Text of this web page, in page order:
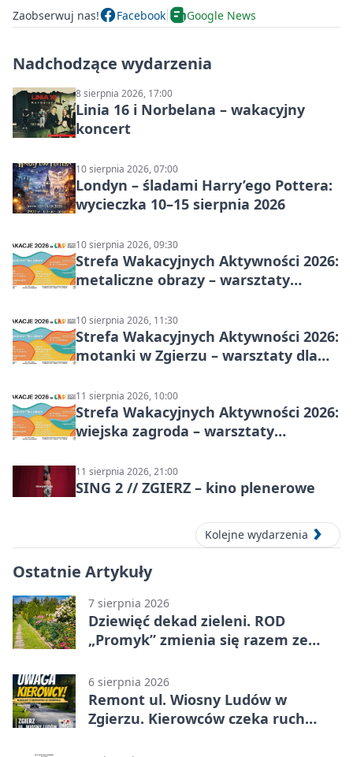
Zaobserwuj nas! Facebook Google News
Nadchodzące wydarzenia
8 sierpnia 2026, 17:00
Linia 16 i Norbelana – wakacyjny
koncert
10 sierpnia 2026, 07:00
Londyn – śladami Harry’ego Pottera:
wycieczka 10–15 sierpnia 2026
10 sierpnia 2026, 09:30
Strefa Wakacyjnych Aktywności 2026:
metaliczne obrazy – warsztaty
10 sierpnia 2026, 11:30
Strefa Wakacyjnych Aktywności 2026:
motanki w Zgierzu – warsztaty dla
11 sierpnia 2026, 10:00
Strefa Wakacyjnych Aktywności 2026:
wiejska zagroda – warsztaty
11 sierpnia 2026, 21:00
SING 2 // ZGIERZ – kino plenerowe
Kolejne wydarzenia
Ostatnie Artykuły
7 sierpnia 2026
Dziewięć dekad zieleni. ROD
„Promyk” zmienia się razem ze
6 sierpnia 2026
Remont ul. Wiosny Ludów w
Zgierzu. Kierowców czeka ruch